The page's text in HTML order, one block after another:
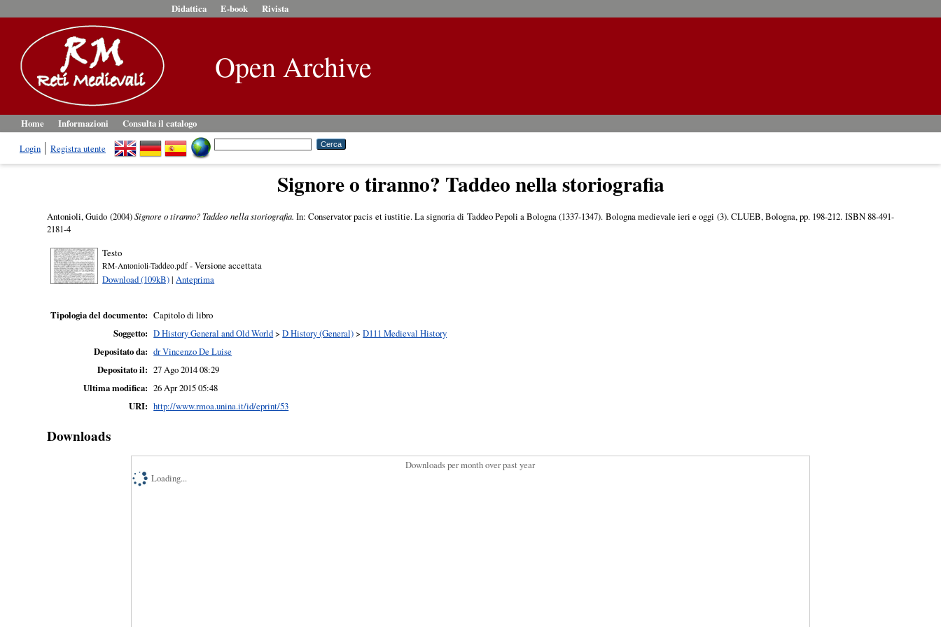
Didattica E-book Rivista
Open Archive
Home Informazioni
Consulta il catalogo
Login
Registra utente
Signore o tiranno? Taddeo nella storiografia
Antonioli, Guido (2004)Signore o tiranno? Taddeo nella storiografia. In: Conservator pacis et iustitie. La signoria di Taddeo Pepoli a Bologna (1337-1347). Bologna medievale ieri e oggi (3). CLUEB, Bologna, pp. 198-212. ISBN 88-491-
2181-4
Testo
RM-Antonioli-Taddeo.pdf- Versione accettata
Download (109kB)| Anteprima
Tipologia del documento: Capitolo di libro
Soggetto: D History General and Old World>D History (General)>D111 Medieval History
Depositato da: dr Vincenzo De Luise
Depositato il: 27 Ago 2014 08:29
Ultima modifica: 26 Apr 2015 05:48
URI: http://www.rmoa.unina.it/id/eprint/53
Downloads
Downloads per month over past year
Loading...